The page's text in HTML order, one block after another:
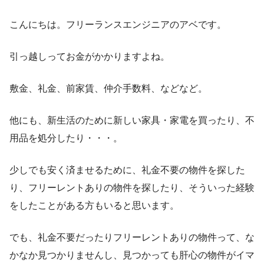
こんにちは。フリーランスエンジニアのアベです。
引っ越しってお金がかかりますよね。
敷金、礼金、前家賃、仲介手数料、などなど。
他にも、新生活のために新しい家具・家電を買ったり、不
用品を処分したり・・・。
少しでも安く済ませるために、礼金不要の物件を探した
り、フリーレントありの物件を探したり、そういった経験
をしたことがある方もいると思います。
でも、礼金不要だったりフリーレントありの物件って、な
かなか見つかりませんし、見つかっても肝心の物件がイマ